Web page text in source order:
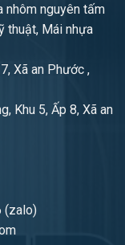
nhôm nguyên tấm
thuật, Mái nhựa
Xã an Phước ,
Khu 5, Ấp 8, Xã an
(zalo)